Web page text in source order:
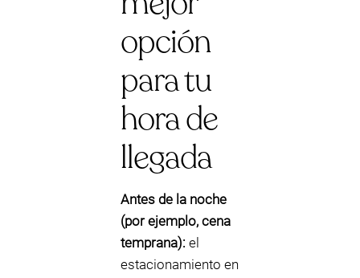
opción
para tu
hora de
llegada
Antes de la noche
(por ejemplo, cena
temprana): el
estacionamiento en